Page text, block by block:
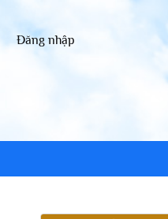
Đăng nhập